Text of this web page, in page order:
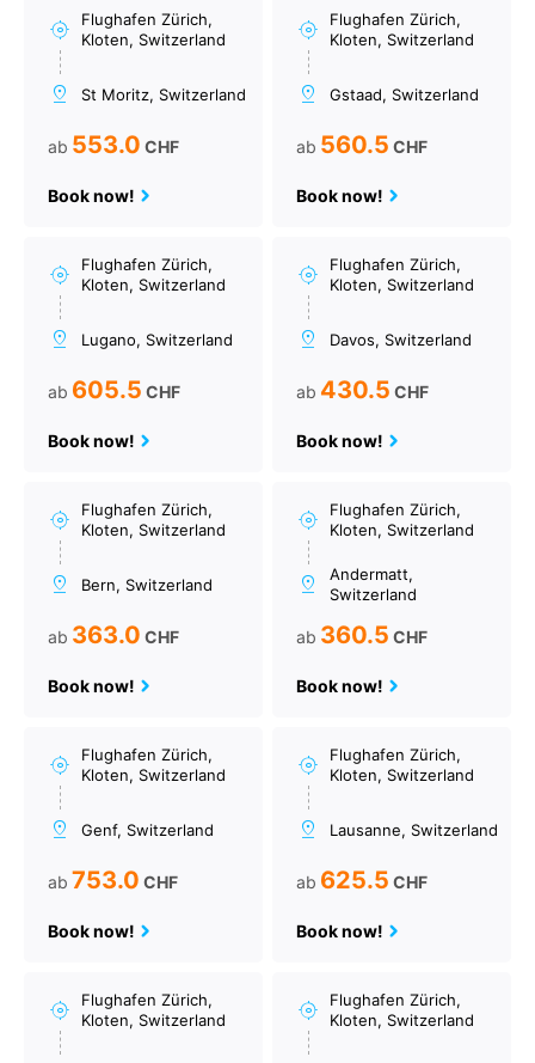
Flughafen Zürich,
Kloten, Switzerland
St Moritz, Switzerland
ab 553.0 CHF
Book now!
Flughafen Zürich,
Kloten, Switzerland
Gstaad, Switzerland
ab 560.5 CHF
Book now!
Flughafen Zürich,
Kloten, Switzerland
Lugano, Switzerland
ab 605.5 CHF
Book now!
Flughafen Zürich,
Kloten, Switzerland
Davos, Switzerland
ab 430.5 CHF
Book now!
Flughafen Zürich,
Kloten, Switzerland
Bern, Switzerland
ab 363.0 CHF
Book now!
Flughafen Zürich,
Kloten, Switzerland
Andermatt,
Switzerland
ab 360.5 CHF
Book now!
Flughafen Zürich,
Kloten, Switzerland
Genf, Switzerland
ab 753.0 CHF
Book now!
Flughafen Zürich,
Kloten, Switzerland
Lausanne, Switzerland
ab 625.5 CHF
Book now!
Flughafen Zürich,
Kloten, Switzerland
Flughafen Zürich,
Kloten, Switzerland